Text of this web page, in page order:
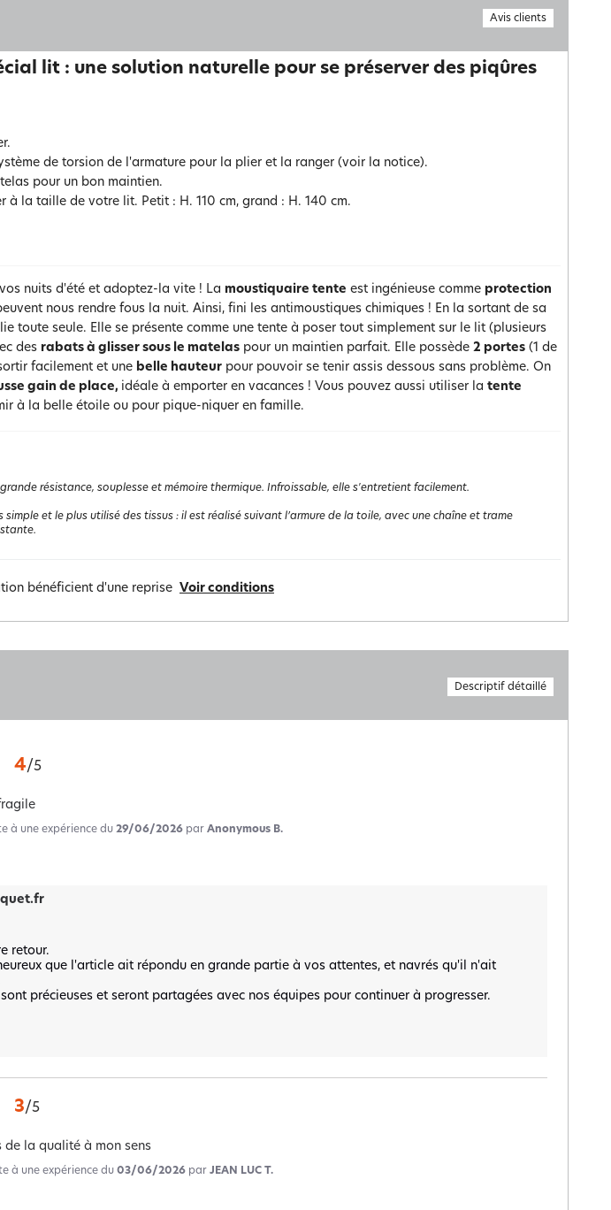
Avis clients
lit : une solution naturelle pour se préserver des piqûres
de torsion de l'armature pour la plier et la ranger (voir la notice).
pour un bon maintien.
à la taille de votre lit. Petit : H. 110 cm, grand : H. 140 cm.
nuits d'été et adoptez-la vite ! La moustiquaire tente est ingénieuse comme protection
nous rendre fous la nuit. Ainsi, fini les antimoustiques chimiques ! En la sortant de sa
toute seule. Elle se présente comme une tente à poser tout simplement sur le lit (plusieurs
des rabats à glisser sous le matelas pour un maintien parfait. Elle possède 2 portes (1 de
facilement et une belle hauteur pour pouvoir se tenir assis dessous sans problème. On
gain de place, idéale à emporter en vacances ! Vous pouvez aussi utiliser la tente
à la belle étoile ou pour pique-niquer en famille.
résistance, souplesse et mémoire thermique. Infroissable, elle s'entretient facilement.
et le plus utilisé des tissus : il est réalisé suivant l’armure de la toile, avec une chaîne et trame
bénéficient d'une reprise Voir conditions
Descriptif détaillé
4/5
à une expérience du29/06/2026 parAnonymous B.
retour.
que l'article ait répondu en grande partie à vos attentes, et navrés qu'il n'ait
précieuses et seront partagées avec nos équipes pour continuer à progresser.
3/5
de la qualité à mon sens
à une expérience du03/06/2026 parJEAN LUC T.